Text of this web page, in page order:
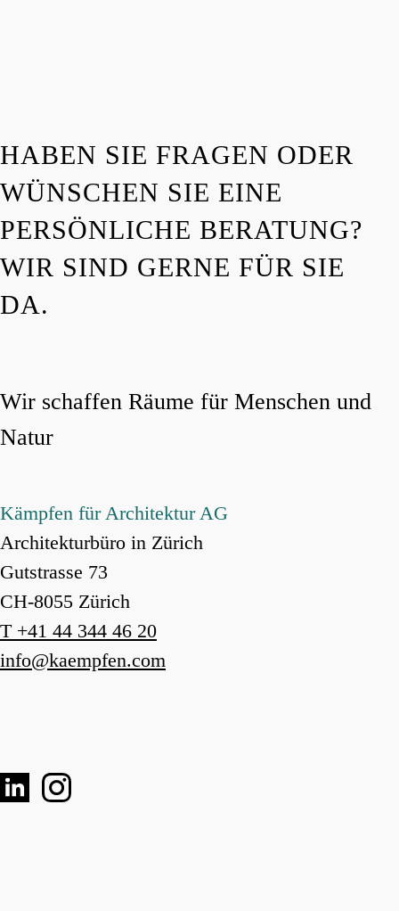
HABEN SIE FRAGEN ODER
WÜNSCHEN SIE EINE
PERSÖNLICHE BERATUNG?
WIR SIND GERNE FÜR SIE
DA.
Wir schaffen Räume für Menschen und
Natur
Kämpfen für Architektur AG
Architekturbüro in Zürich
Gutstrasse 73
CH-8055 Zürich
T +41 44 344 46 20
info@kaempfen.com